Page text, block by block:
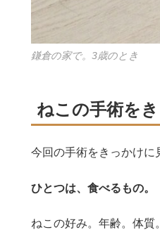
鎌倉の家で。3歳のとき
ねこの手術を
今回の手術をきっかけに
ひとつは、食べるもの。
ねこの好み。年齢。体